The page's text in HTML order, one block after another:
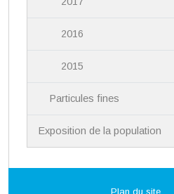
2016
2015
Particules fines
Exposition de la population
Plan du site